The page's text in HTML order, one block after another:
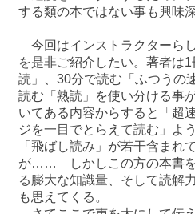
する類の本ではない事も興味
今回はインストラクターら
を是非ご紹介したい。著者は
読」、30分で読む「ふつうの
読む「熟読」を使い分ける事
いてある内容からすると「超
ジを一目でとらえて読む」よ
「飛ばし読み」が若干含まれ
が…… しかしこの方の本書を
る膨大な知識量、そして読解
も思えてくる。